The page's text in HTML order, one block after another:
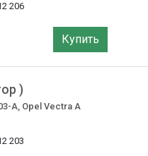
206
Купить
)
A, Opel Vectra A
203